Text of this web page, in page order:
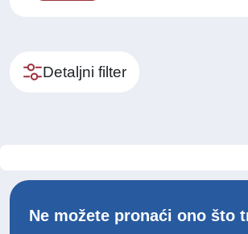
Detaljni filter
Ne možete pronaći ono što